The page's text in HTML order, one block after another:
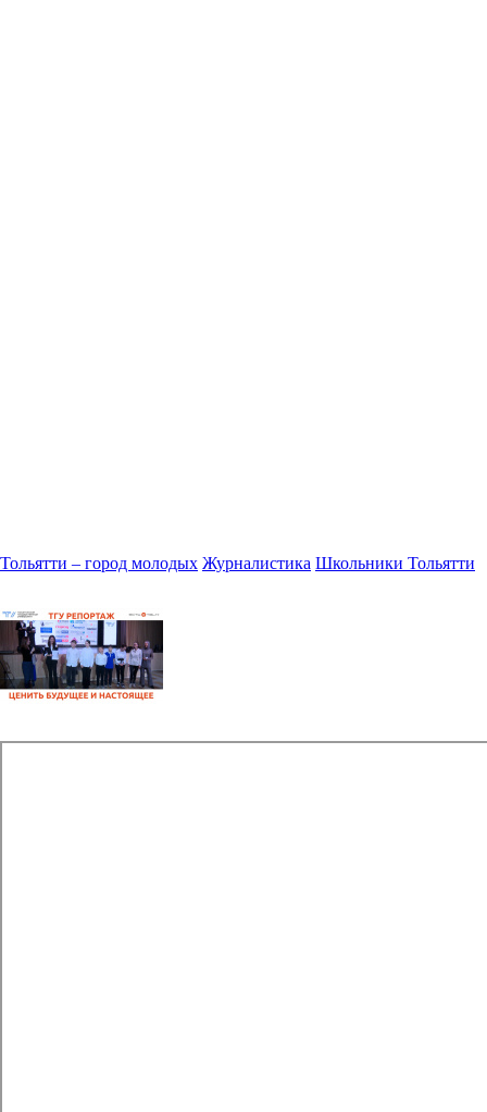
Тольятти – город молодых Журналистика Школьники Тольятти